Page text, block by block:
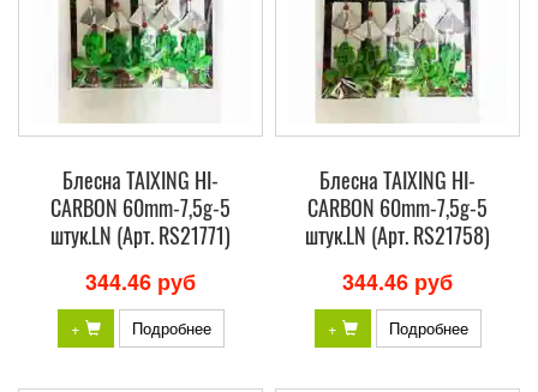
Блесна TAIXING HI-
CARBON 60mm-7,5g-5
штук.LN (Арт. RS21771)
344.46 руб
+ Подробнее
Блесна TAIXING HI-
CARBON 60mm-7,5g-5
штук.LN (Арт. RS21758)
344.46 руб
+ Подробнее